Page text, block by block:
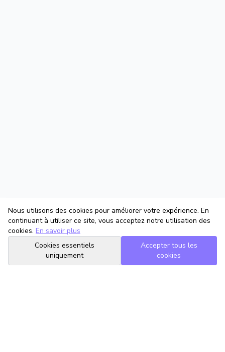
Nous utilisons des cookies pour améliorer votre expérience. En
continuant à utiliser ce site, vous acceptez notre utilisation des
cookies. En savoir plus
Cookies essentiels
uniquement
Accepter tous les
cookies